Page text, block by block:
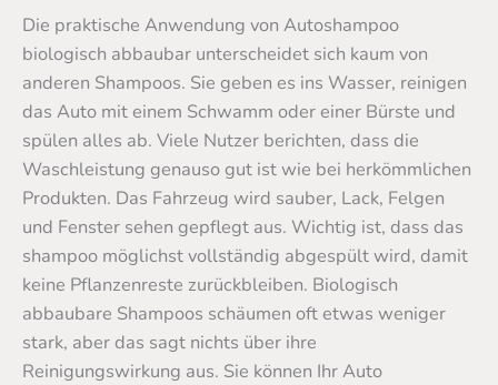
Die praktische Anwendung von Autoshampoo
biologisch abbaubar unterscheidet sich kaum von
anderen Shampoos. Sie geben es ins Wasser, reinigen
das Auto mit einem Schwamm oder einer Bürste und
spülen alles ab. Viele Nutzer berichten, dass die
Waschleistung genauso gut ist wie bei herkömmlichen
Produkten. Das Fahrzeug wird sauber, Lack, Felgen
und Fenster sehen gepflegt aus. Wichtig ist, dass das
shampoo möglichst vollständig abgespült wird, damit
keine Pflanzenreste zurückbleiben. Biologisch
abbaubare Shampoos schäumen oft etwas weniger
stark, aber das sagt nichts über ihre
Reinigungswirkung aus. Sie können Ihr Auto